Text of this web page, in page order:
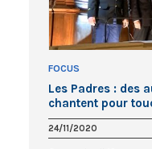
FOCUS
Les Padres : des
chantent pour
24/11/2020